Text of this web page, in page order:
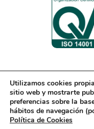
Aviso Legal
Política de
Política de
Utilizamos cookies
sitio web y mostrarte
preferencias sobre la
hábitos de navegación
Política de Cookies